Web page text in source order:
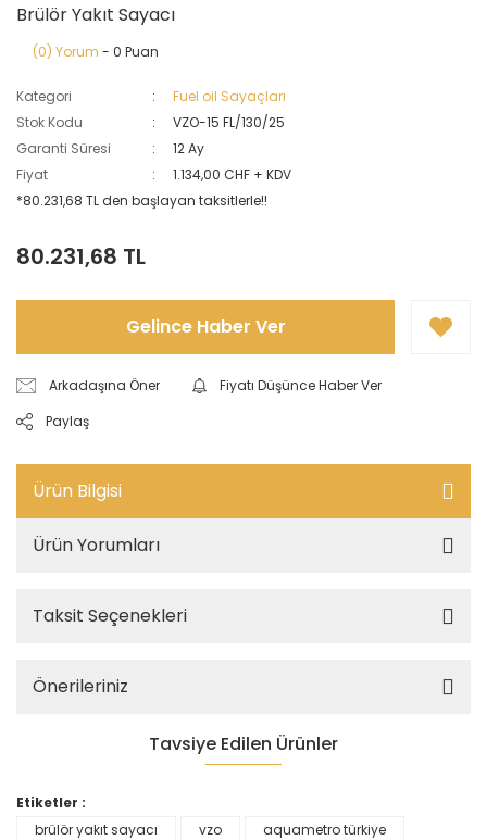
Brülör Yakıt Sayacı
(0) Yorum - 0 Puan
Kategori
Fuel oil Sayaçları
Stok Kodu
VZO-15 FL/130/25
Garanti Süresi
12 Ay
Fiyat
1.134,00 CHF + KDV
*80.231,68 TL den başlayan taksitlerle!!
80.231,68 TL
Gelince Haber Ver
Arkadaşına Öner
Fiyatı Düşünce Haber Ver
Paylaş
Ürün Bilgisi
Ürün Yorumları
Taksit Seçenekleri
Önerileriniz
Tavsiye Edilen Ürünler
Etiketler :
brülör yakıt sayacı
vzo
aquametro türkiye